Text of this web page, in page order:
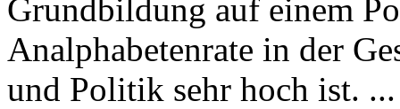
Grundbildung auf einem
Analphabetenrate in der
und Politik sehr hoch ist.